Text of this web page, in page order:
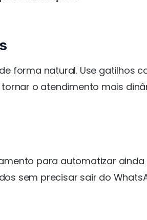
forma natural. Use gatilhos
o atendimento mais
para automatizar ainda
sem precisar sair do